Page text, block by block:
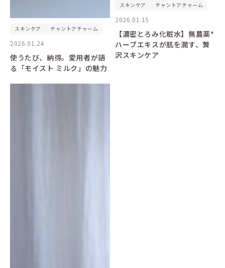
スキンケア チャントアチャーム
2026.01.24
使うたび、納得。愛用者が語
る「モイスト ミルク」の魅力
スキンケア チャントアチャーム
2026.01.15
【濃密とろみ化粧水】無農薬*
ハーブエキスが肌を潤す、贅
沢スキンケア